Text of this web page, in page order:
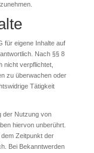
für eigene Inhalte auf
Nach §§ 8
nicht verpflichtet,
zu überwachen oder
Tätigkeit
der Nutzung von
hiervon unberührt.
Zeitpunkt der
Bei Bekanntwerden